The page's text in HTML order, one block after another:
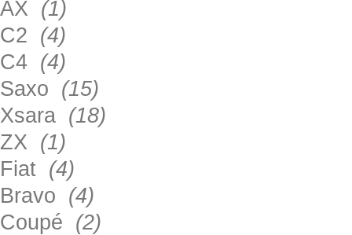
AX (1)
C2 (4)
C4 (4)
Saxo (15)
Xsara (18)
ZX (1)
Fiat (4)
Bravo (4)
Coupé (2)